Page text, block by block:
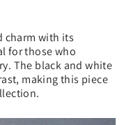
charm with its
for those who
The black and white
making this piece